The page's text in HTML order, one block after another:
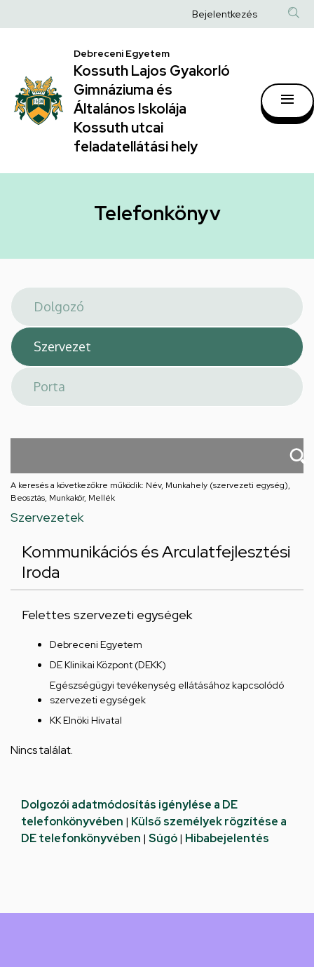
|
Kossuth
Lajos
Gyakorló
Gimnáziuma
Általános
hely
a
Anonim
fiók
Bejelentkezés
Debreceni Egyetem
Kossuth Lajos Gyakorló
Gimnáziuma és
Általános Iskolája
Kossuth utcai
feladatellátási hely
Telefonkönyv
A keresés a következőkre működik: Név, Munkahely (szervezeti egység),
Beosztás, Munkakör, Mellék
Szervezetek
Kommunikációs és Arculatfejlesztési
Iroda
Felettes szervezeti egységek
Debreceni Egyetem
DE Klinikai Központ (DEKK)
Egészségügyi tevékenység ellátásához kapcsolódó
szervezeti egységek
KK Elnöki Hivatal
Nincs találat.
Dolgozói adatmódosítás igénylése a DE
telefonkönyvében | Külső személyek rögzítése a
DE telefonkönyvében | Súgó| Hibabejelentés